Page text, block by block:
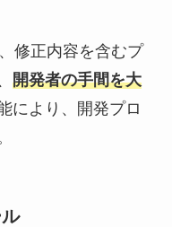
修正内容を含むプ
開発者の手間を大
により、開発プロ